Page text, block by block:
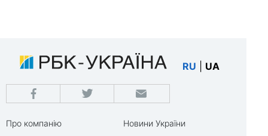
RU UA
Про компанію
Новини України